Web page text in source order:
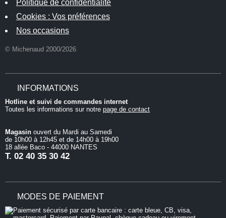
Politique de confidentialité
Cookies : Vos préférences
Nos occasions
© Michenaud 2000/2026
INFORMATIONS
Hotline et suivi de commandes internet
Toutes les informations sur notre page de contact
Magasin ouvert du Mardi au Samedi
de 10h00 à 12h45 et de 14h00 à 19h00
18 allée Baco - 44000 NANTES
T. 02 40 35 30 42
MODES DE PAIEMENT